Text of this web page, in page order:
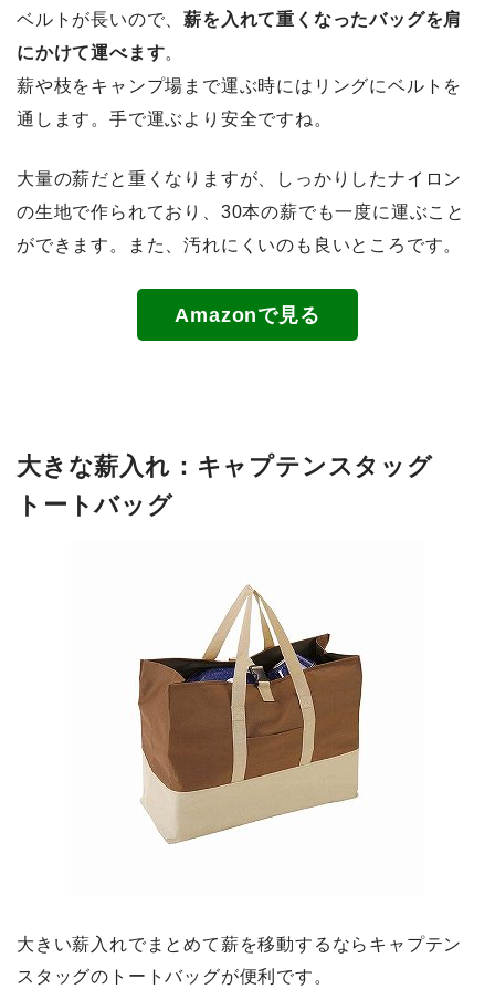
ベルトが長いので、薪を入れて重くなったバッグを肩
にかけて運べます。
薪や枝をキャンプ場まで運ぶ時にはリングにベルトを
通します。手で運ぶより安全ですね。
大量の薪だと重くなりますが、しっかりしたナイロン
の生地で作られており、30本の薪でも一度に運ぶこと
ができます。また、汚れにくいのも良いところです。
Amazonで見る
大きな薪入れ：キャプテンスタッグ
トートバッグ
大きい薪入れでまとめて薪を移動するならキャプテン
スタッグのトートバッグが便利です。